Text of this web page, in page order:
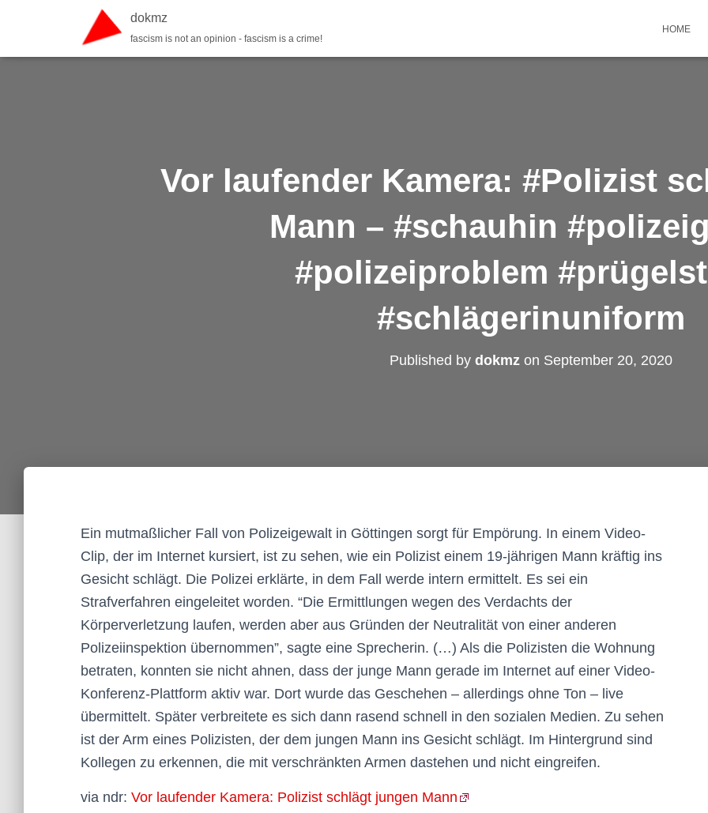
dokmz
fascism is not an opinion - fascism is a crime!
HOME
Vor laufender Kamera: #Polizist
Mann – #schauhin
#polizeiproblem
#schlägerinuniform
Published by dokmz on September 20, 2020
Ein mutmaßlicher Fall von Polizeigewalt in Göttingen sorgt für Empörung. In einem Video-
Clip, der im Internet kursiert, ist zu sehen, wie ein Polizist einem 19-jährigen Mann kräftig ins
Gesicht schlägt. Die Polizei erklärte, in dem Fall werde intern ermittelt. Es sei ein
Strafverfahren eingeleitet worden. “Die Ermittlungen wegen des Verdachts der
Körperverletzung laufen, werden aber aus Gründen der Neutralität von einer anderen
Polizeiinspektion übernommen”, sagte eine Sprecherin. (…) Als die Polizisten die Wohnung
betraten, konnten sie nicht ahnen, dass der junge Mann gerade im Internet auf einer Video-
Konferenz-Plattform aktiv war. Dort wurde das Geschehen – allerdings ohne Ton – live
übermittelt. Später verbreitete es sich dann rasend schnell in den sozialen Medien. Zu sehen
ist der Arm eines Polizisten, der dem jungen Mann ins Gesicht schlägt. Im Hintergrund sind
Kollegen zu erkennen, die mit verschränkten Armen dastehen und nicht eingreifen.
via ndr: Vor laufender Kamera: Polizist schlägt jungen Mann